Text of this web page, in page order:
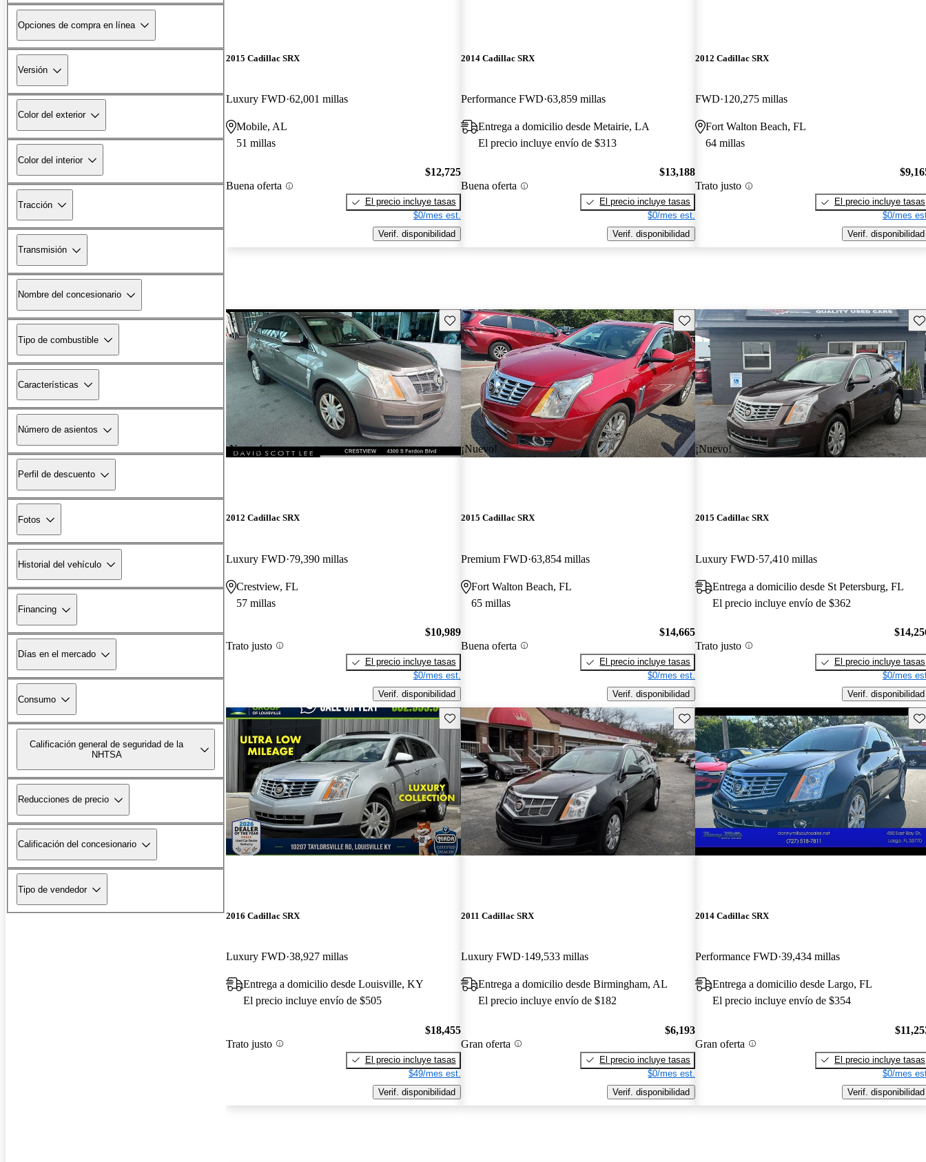
Opciones de compra en línea
Versión
Color del exterior
Color del interior
Tracción
Transmisión
Nombre del concesionario
Tipo de combustible
Características
Número de asientos
Perfil de descuento
Fotos
Historial del vehículo
Financing
Días en el mercado
Consumo
Calificación general de seguridad de la
NHTSA
Reducciones de precio
Calificación del concesionario
Tipo de vendedor
2015 Cadillac SRX
Luxury FWD 62,001 millas
Mobile, AL
51 millas
Buena oferta
$12,725
El precio incluye tasas
$0/mes est.
Verif. disponibilidad
2014 Cadillac SRX
Performance FWD 63,859 millas
Entrega a domicilio desde Metairie, LA
El precio incluye envío de $313
Buena oferta
$13,188
El precio incluye tasas
$0/mes est.
Verif. disponibilidad
2012 Cadillac SRX
FWD 120,275 millas
Fort Walton Beach, FL
64 millas
Trato justo
El precio incluye tasas
$0/mes
Verif. disponibilidad
¡Nuevo!
Guarda este Aviso
2012 Cadillac SRX
Luxury FWD 79,390 millas
Crestview, FL
57 millas
Trato justo
$10,989
El precio incluye tasas
$0/mes est.
Verif. disponibilidad
¡Nuevo!
Guarda este Aviso
2015 Cadillac SRX
Premium FWD 63,854 millas
Fort Walton Beach, FL
65 millas
Buena oferta
$14,665
El precio incluye tasas
$0/mes est.
Verif. disponibilidad
¡Nuevo!
2015 Cadillac SRX
Luxury FWD 57,410 millas
Entrega a domicilio desde St Petersburg, FL
El precio incluye envío de $362
Trato justo
El precio incluye tasas
$0/mes
Verif. disponibilidad
Guarda este Aviso
2016 Cadillac SRX
Luxury FWD 38,927 millas
Entrega a domicilio desde Louisville, KY
El precio incluye envío de $505
Trato justo
$18,455
El precio incluye tasas
$49/mes est.
Verif. disponibilidad
Guarda este Aviso
2011 Cadillac SRX
Luxury FWD 149,533 millas
Entrega a domicilio desde Birmingham, AL
El precio incluye envío de $182
Gran oferta
$6,193
El precio incluye tasas
$0/mes est.
Verif. disponibilidad
2014 Cadillac SRX
Performance FWD 39,434 millas
Entrega a domicilio desde Largo, FL
El precio incluye envío de $354
Gran oferta
El precio incluye tasas
$0/mes
Verif. disponibilidad